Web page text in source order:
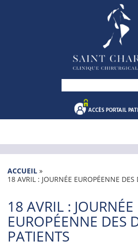
ACCUEIL »
18 AVRIL : JOURNÉE EUROPÉENNE DES
18 AVRIL : JOURNÉE
EUROPÉENNE DES
PATIENTS